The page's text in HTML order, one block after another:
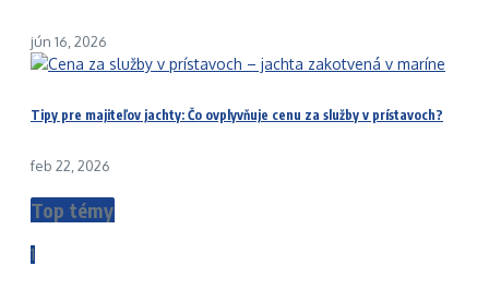
jún 16, 2026
Tipy pre majiteľov jachty: Čo ovplyvňuje cenu za služby v prístavoch?
feb 22, 2026
Top témy
1